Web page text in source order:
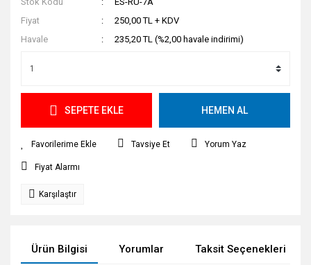
Fiyat
250,00 TL + KDV
Havale
235,20 TL (%2,00 havale indirimi)
SEPETE EKLE HEMEN AL
Tavsiye Et Yorum Yaz
Fiyat Alarmı
Karşılaştır
Ürün Bilgisi Yorumlar Taksit Seçenekleri